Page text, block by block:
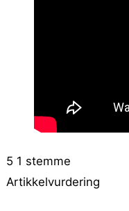
5 1 stemme
Artikkelvurdering